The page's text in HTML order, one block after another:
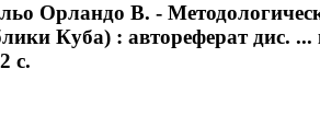
Орландо В. -
Куба) : автореферат дис.
с.